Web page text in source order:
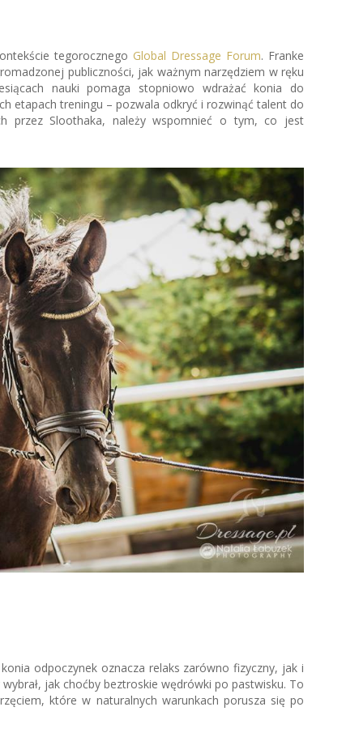
tegorocznego Global Dressage Forum. Franke
publiczności, jak ważnym narzędziem w ręku
nauki pomaga stopniowo wdrażać konia do
etapach treningu – pozwala odkryć i rozwinąć talent do
przez Sloothaka, należy wspomnieć o tym, co jest
odpoczynek oznacza relaks zarówno fizyczny, jak i
jak choćby beztroskie wędrówki po pastwisku. To
które w naturalnych warunkach porusza się po